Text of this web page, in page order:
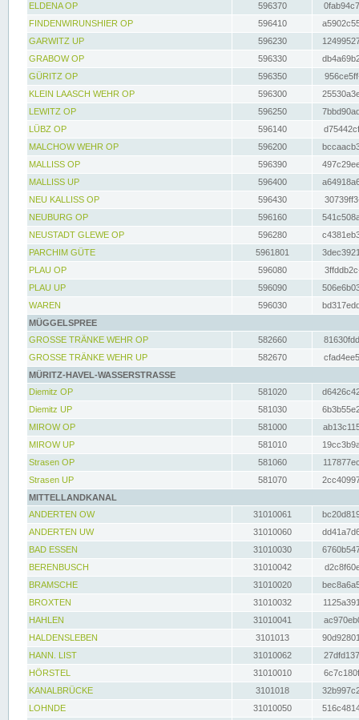
ELDENA OP
596370
FINDENWIRUNSHIER OP
596410
GARWITZ UP
596230
GRABOW OP
596330
GÜRITZ OP
596350
KLEIN LAASCH WEHR OP
596300
LEWITZ OP
596250
LÜBZ OP
596140
MALCHOW WEHR OP
596200
MALLISS OP
596390
MALLISS UP
596400
NEU KALLISS OP
596430
NEUBURG OP
596160
NEUSTADT GLEWE OP
596280
PARCHIM GÜTE
5961801
PLAU OP
596080
PLAU UP
596090
WAREN
596030
MÜGGELSPREE
GROSSE TRÄNKE WEHR OP
582660
GROSSE TRÄNKE WEHR UP
582670
MÜRITZ-HAVEL-WASSERSTRASSE
Diemitz OP
581020
Diemitz UP
581030
MIROW OP
581000
MIROW UP
581010
Strasen OP
581060
Strasen UP
581070
MITTELLANDKANAL
ANDERTEN OW
31010061
ANDERTEN UW
31010060
BAD ESSEN
31010030
BERENBUSCH
31010042
BRAMSCHE
31010020
BROXTEN
31010032
HAHLEN
31010041
HALDENSLEBEN
3101013
HANN. LIST
31010062
HÖRSTEL
31010010
KANALBRÜCKE
3101018
LOHNDE
31010050